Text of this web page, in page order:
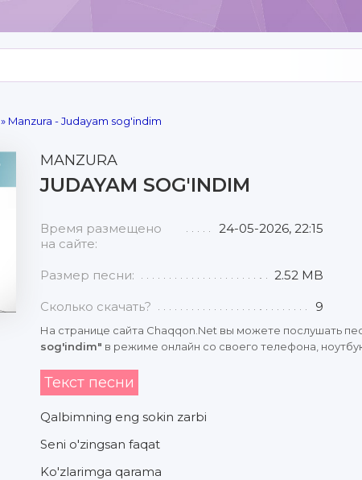
» Manzura - Judayam sog'indim
MANZURA
JUDAYAM SOG'INDIM
Время размещено
на сайте:
24-05-2026, 22:15
Размер песни: 2.52 MB
Сколько скачать? 9
На странице сайта Chaqqon.Net вы можете послушать
sog'indim" в режиме онлайн со своего телефона,
Текст песни
Qalbimning eng sokin zarbi
Seni o'zingsan faqat
Ko'zlarimga qarama